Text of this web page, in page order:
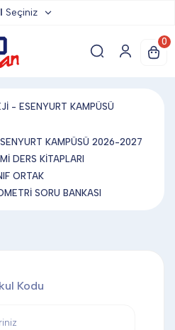
Seçiniz
0
- ESENYURT KAMPÜSÜ
KAMPÜSÜ 2026-2027
DERS KİTAPLARI
ORTAK
SORU BANKASI
Kodu